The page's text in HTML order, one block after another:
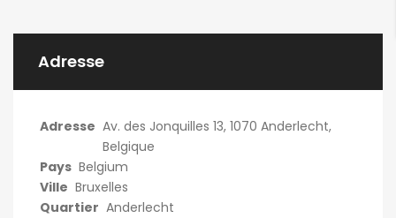
Adresse
Adresse Av. des Jonquilles 13, 1070 Anderlecht,
Belgique
Pays Belgium
Ville Bruxelles
Quartier Anderlecht